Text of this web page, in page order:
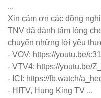
...
Xin cảm ơn các đồng
TNV đã dành tấm lòng
chuyển những lời yêu
- VOV: https://youtu.be/
- VTV4: https://youtu.be/
- ICI: https://fb.watch/
- HITV, Hung King TV ...